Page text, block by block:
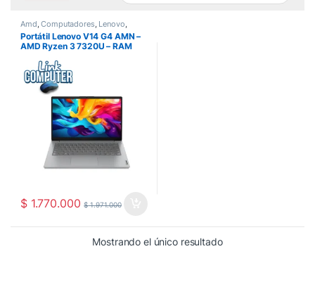
Amd ,Computadores Lenovo
Portatiles
Portátil Lenovo V14 G4 AMN –
AMD Ryzen 3 7320U – RAM
Pantalla 14″ FHD – LAN RJ-45
$1.770.000 $1.971.000
Mostrando el único resultado